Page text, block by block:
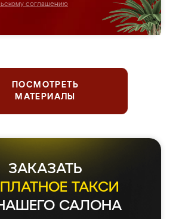
соглашению
ПОСМОТРЕТЬ
МАТЕРИАЛЫ
ЗАКАЗАТЬ
ТАКСИ
САЛОНА